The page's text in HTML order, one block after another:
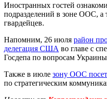
Иностранных гостей
подразделений в зоне ООС, а
гвардейцев.
Напомним, 26 июля район
делегация США во главе с
Госдепа по вопросам
Также в июле зону ООС
по стратегическим